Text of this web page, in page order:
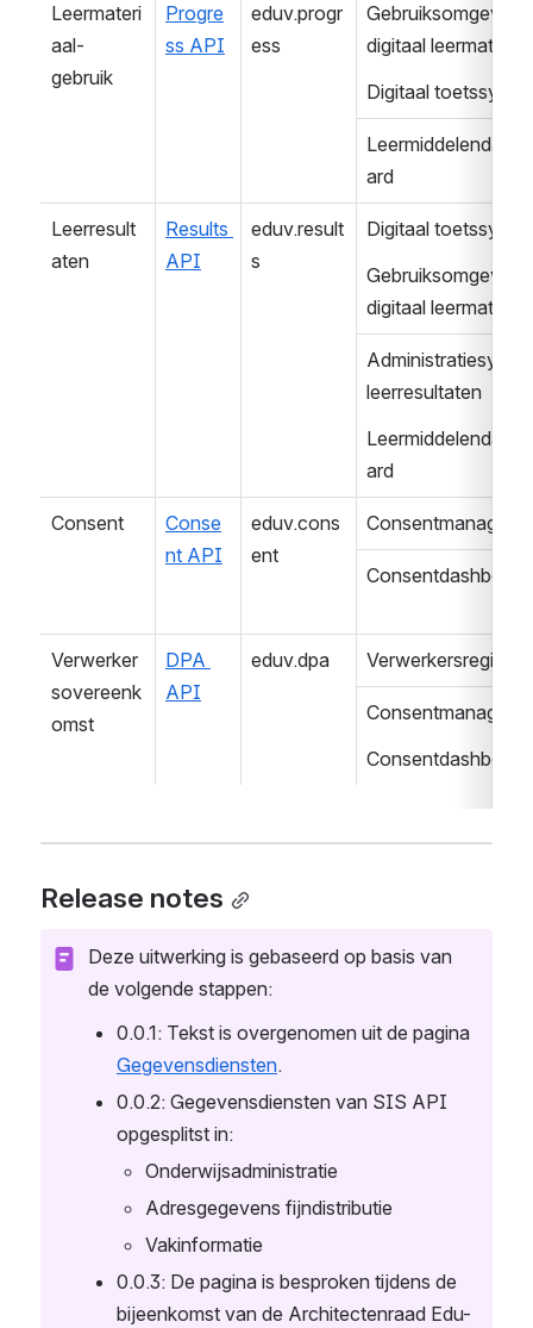
Leermateri
aal-
gebruik
Progre
ss API
eduv.progr
ess
Gebruiksomgeving
digitaal
Digitaal
ard
Leerresult
aten
Results
API
eduv.result
s
Digitaal
Gebruiksomgeving
digitaal
leerresultaten
ard
Consent
Conse
nt API
eduv.cons
ent
Consentdashboard
Verwerker
sovereenk
omst
DPA
API
eduv.dpa Verwerkersregister
Consentdashboard
Release notes
Deze uitwerking is gebaseerd op basis van
de volgende stappen:
Gegevensdiensten.
0.0.2: Gegevensdiensten van SIS API
opgesplitst in:
Onderwijsadministratie
Adresgegevens fijndistributie
Vakinformatie
0.0.3: De pagina is besproken tijdens de
bijeenkomst van de Architectenraad Edu-